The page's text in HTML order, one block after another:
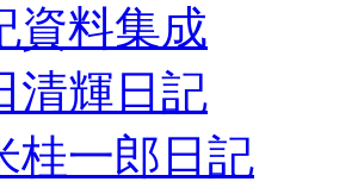
資料集成
清輝日記
桂一郎日記